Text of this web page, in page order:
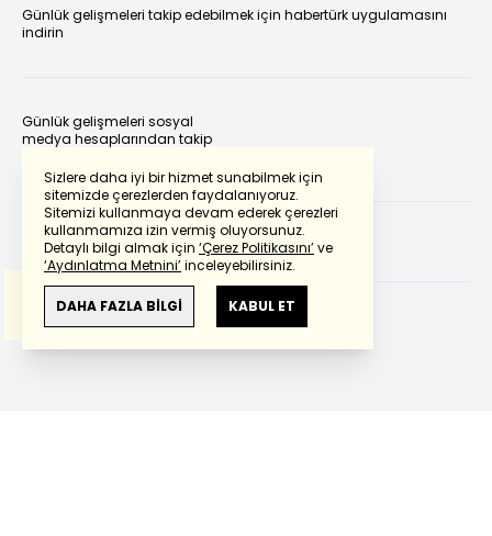
Sizlere daha iyi bir hizmet sunabilmek için
sitemizde çerezlerden faydalanıyoruz.
Sitemizi kullanmaya devam ederek çerezleri
kullanmamıza izin vermiş oluyorsunuz.
Detaylı bilgi almak için ‘Çerez Politikasını’ve
‘Aydınlatma Metnini’inceleyebilirsiniz.
DAHA FAZLA BİLGİ KABUL ET
Günlük gelişmeleri takip edebilmek için habertürk uygulamasını
indirin
Günlük gelişmeleri sosyal
medya hesaplarından takip
Powered by Translate
Bu çevirideGoogle Transletekullanılmıştır.
Anlam ve çeviri hatalarından
haberturk.com
sorumlu değildir.